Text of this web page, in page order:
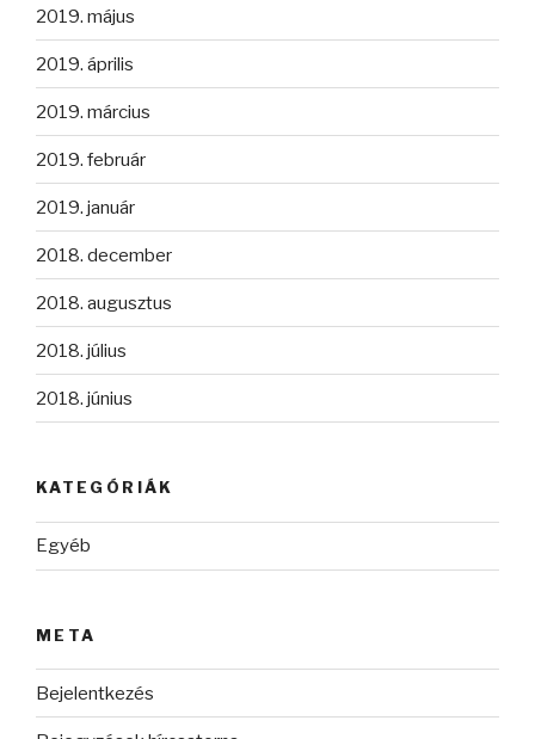
2019. május
2019. április
2019. március
2019. február
2019. január
2018. december
2018. augusztus
2018. július
2018. június
KATEGÓRIÁK
Egyéb
META
Bejelentkezés